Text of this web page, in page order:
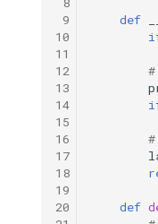
9
10
11
12
13
14
15
16
17
18
19
20
def
def